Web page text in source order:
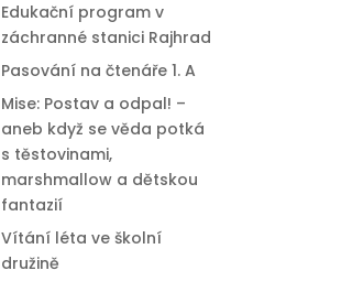
Edukační program v
záchranné stanici Rajhrad
Pasování na čtenáře 1. A
Mise: Postav a odpal! –
aneb když se věda potká
s těstovinami,
marshmallow a dětskou
fantazií
Vítání léta ve školní
družině